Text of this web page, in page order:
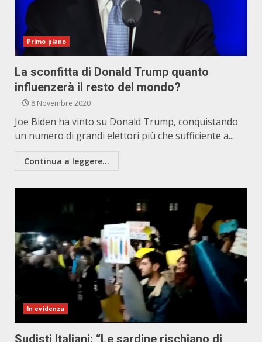
Primo piano
La sconfitta di Donald Trump quanto
influenzerà il resto del mondo?
8 Novembre 2020
Joe Biden ha vinto su Donald Trump, conquistando
un numero di grandi elettori più che sufficiente a...
Continua a leggere...
In evidenza
Sudisti Italiani: “Le sardine rischiano di